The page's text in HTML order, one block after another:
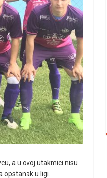
a u ovoj utakmici nisu
opstanak u ligi.